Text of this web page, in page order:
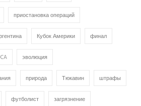
приостановка операций
Кубок Америки финал
эволюция
природа Тюкавин штрафы
футболист загрязнение